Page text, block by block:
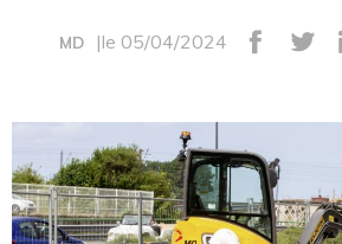
MD |le 05/04/2024